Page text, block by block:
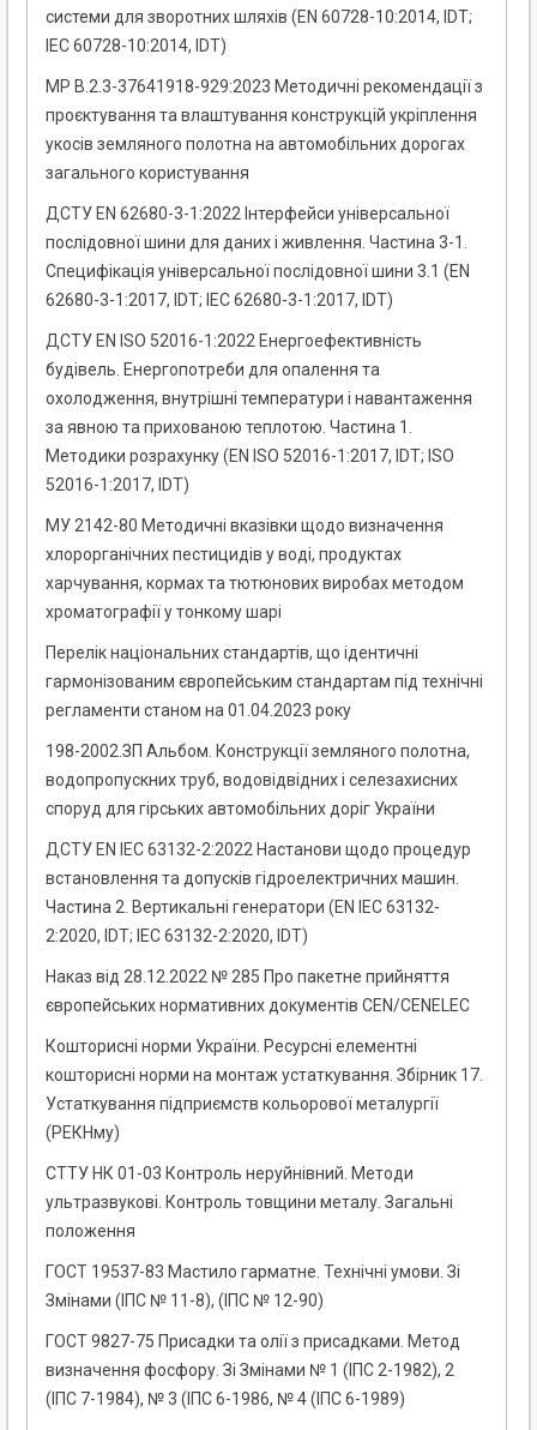
системи для зворотних шляхів (EN 60728-10:2014, IDT;
IEC 60728-10:2014, IDT)
MP В.2.3-37641918-929:2023 Методичні рекомендації з
проєктування та влаштування конструкцій укріплення
укосів земляного полотна на автомобільних дорогах
загального користування
ДСТУ EN 62680-3-1:2022 Інтерфейси універсальної
послідовної шини для даних і живлення. Частина 3-1.
Специфікація універсальної послідовної шини 3.1 (EN
62680-3-1:2017, IDT; IEC 62680-3-1:2017, IDT)
ДСТУ EN ISO 52016-1:2022 Енергоефективність
будівель. Енергопотреби для опалення та
охолодження, внутрішні температури і навантаження
за явною та прихованою теплотою. Частина 1.
Методики розрахунку (EN ISO 52016-1:2017, IDT; ISO
52016-1:2017, IDT)
МУ 2142-80 Методичні вказівки щодо визначення
хлорорганічних пестицидів у воді, продуктах
харчування, кормах та тютюнових виробах методом
хроматографії у тонкому шарі
Перелік національних стандартів, що ідентичні
гармонізованим європейським стандартам під технічні
регламенти станом на 01.04.2023 року
198-2002.ЗП Альбом. Конструкції земляного полотна,
водопропускних труб, водовідвідних і селезахисних
споруд для гірських автомобільних доріг України
ДСТУ EN IEC 63132-2:2022 Настанови щодо процедур
встановлення та допусків гідроелектричних машин.
Частина 2. Вертикальні генератори (EN IEC 63132-
2:2020, IDT; IEC 63132-2:2020, IDT)
Наказ від 28.12.2022 № 285 Про пакетне прийняття
європейських нормативних документів CEN/CENELEC
Кошторисні норми України. Ресурсні елементні
кошторисні норми на монтаж устаткування. Збірник 17.
Устаткування підприємств кольорової металургії
(РЕКНму)
СТТУ НК 01-03 Контроль неруйнівний. Методи
ультразвукові. Контроль товщини металу. Загальні
положення
ГОСТ 19537-83 Мастило гарматне. Технічні умови. Зі
Змінами (ІПС № 11-8), (ІПС № 12-90)
ГОСТ 9827-75 Присадки та олії з присадками. Метод
визначення фосфору. Зі Змінами № 1 (ІПС 2-1982), 2
(ІПС 7-1984), № 3 (ІПС 6-1986, № 4 (ІПС 6-1989)